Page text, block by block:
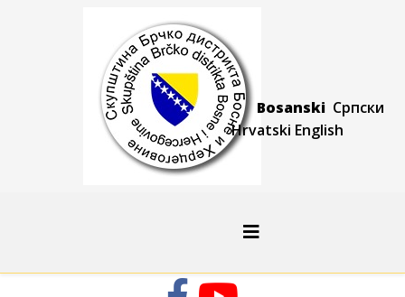
Bosanski Српски
Hrvatski English